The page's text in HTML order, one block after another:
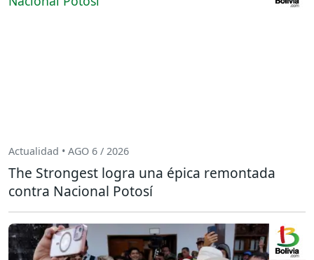
Actualidad • AGO 6 / 2026
The Strongest logra una épica remontada
contra Nacional Potosí